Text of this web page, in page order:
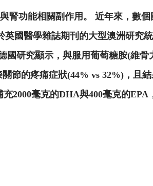
腎功能相關副作用。 近年來，數
國醫學雜誌期刊的大型澳洲研究
國研究顯示，與服用葡萄糖胺(維骨
節的疼痛症狀(44% vs 32%)，且
2000毫克的DHA與400毫克的EPA